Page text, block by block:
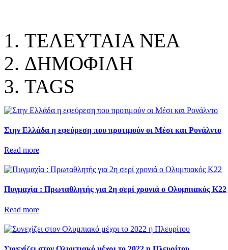
ΤΕΛΕΥΤΑΙΑ ΝΕΑ
ΔΗΜΟΦΙΛΗ
TAGS
Στην Ελλάδα η εφεύρεση που προτιμούν οι Μέσι και Ρονάλντο
Read more
Πυγμαχία : Πρωταθλητής για 2η σερί χρονιά ο Ολυμπιακός Κ22
Read more